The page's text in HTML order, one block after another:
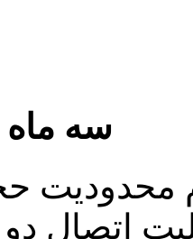
سه
محدودیت
اتصال